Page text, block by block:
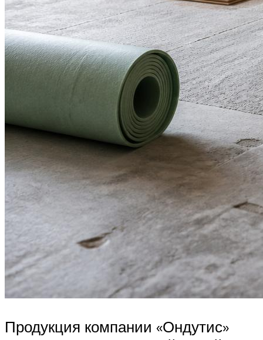
Продукция компании «Ондутис»